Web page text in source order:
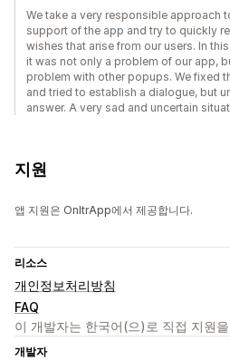
We take a very responsible approach
support of the app and try to quickly
wishes that arise from our users. In
it was not only a problem of our app,
problem with other popups. We fixed
and tried to establish a dialogue, but
answer. A very sad and uncertain
지원
앱 지원은 OnltrApp에서 제공합니다.
리소스
개인정보처리방침
FAQ
이 개발자는 한국어(으)로 직접 지원
개발자